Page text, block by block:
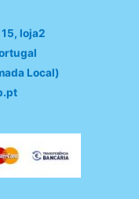
loja2
Local)